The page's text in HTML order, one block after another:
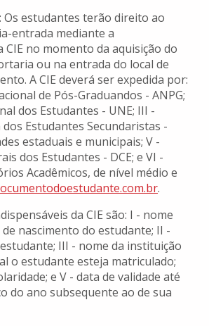
Os estudantes terão direito ao
entrada mediante a
CIE no momento da aquisição do
ou na entrada do local de
A CIE deverá ser expedida por:
de Pós-Graduandos - ANPG;
dos Estudantes - UNE; III -
Estudantes Secundaristas -
estaduais e municipais; V -
dos Estudantes - DCE; e VI -
Acadêmicos, de nível médio e
br.
da CIE são: I - nome
nascimento do estudante; II -
III - nome da instituição
o estudante esteja matriculado;
e V - data de validade até
do ano subsequente ao de sua